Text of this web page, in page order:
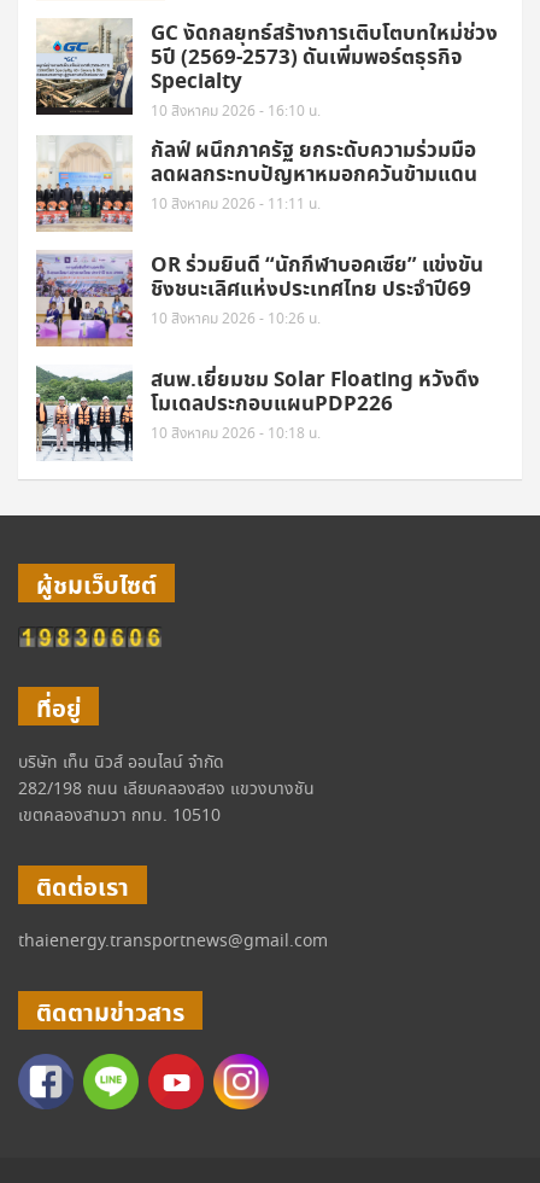
GC งัดกลยุทธ์สร้างการเติบโตบทใหม่ช่วง
5ปี (2569-2573) ดันเพิ่มพอร์ตธุรกิจ
Specialty
10 สิงหาคม 2026 - 16:10 น.
กัลฟ์ ผนึกภาครัฐ ยกระดับความร่วมมือ
ลดผลกระทบปัญหาหมอกควันข้ามแดน
10 สิงหาคม 2026 - 11:11 น.
OR ร่วมยินดี “นักกีฬาบอคเซีย” แข่งขัน
ชิงชนะเลิศแห่งประเทศไทย ประจำปี69
10 สิงหาคม 2026 - 10:26 น.
สนพ.เยี่ยมชม Solar Floating หวังดึง
โมเดลประกอบแผนPDP226
10 สิงหาคม 2026 - 10:18 น.
ผู้ชมเว็บไซต์
ที่อยู่
บริษัท เท็น นิวส์ ออนไลน์ จำกัด
282/198 ถนน เลียบคลองสอง แขวงบางชัน
เขตคลองสามวา กทม. 10510
ติดต่อเรา
thaienergy.transportnews@gmail.com
ติดตามข่าวสาร